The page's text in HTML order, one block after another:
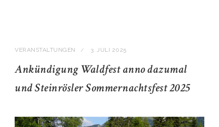
VERANSTALTUNGEN / 3. JULI 2025
Ankündigung Waldfest anno dazumal
und Steinrösler Sommernachtsfest 2025